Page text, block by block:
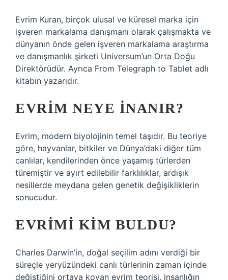
Evrim Kuran, birçok ulusal ve küresel marka için
işveren markalama danışmanı olarak çalışmakta ve
dünyanın önde gelen işveren markalama araştırma
ve danışmanlık şirketi Universum’un Orta Doğu
Direktörüdür. Ayrıca From Telegraph to Tablet adlı
kitabın yazarıdır.
EVRIM NEYE INANIR?
Evrim, modern biyolojinin temel taşıdır. Bu teoriye
göre, hayvanlar, bitkiler ve Dünya’daki diğer tüm
canlılar, kendilerinden önce yaşamış türlerden
türemiştir ve ayırt edilebilir farklılıklar, ardışık
nesillerde meydana gelen genetik değişikliklerin
sonucudur.
EVRIMI KIM BULDU?
Charles Darwin’in, doğal seçilim adını verdiği bir
süreçle yeryüzündeki canlı türlerinin zaman içinde
değiştiğini ortaya koyan evrim teorisi, insanlığın